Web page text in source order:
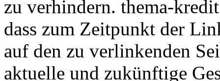
zu verhindern. thema-
dass zum Zeitpunkt der
auf den zu verlinkenden
aktuelle und zukünftige